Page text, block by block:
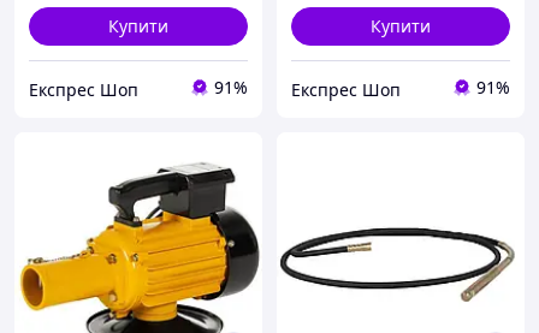
Купити
Експрес Шоп 91%
Купити
Експрес Шоп 91%